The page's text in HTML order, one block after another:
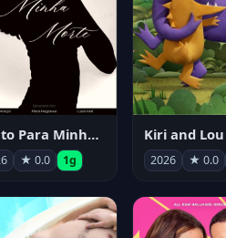
Canto Para Minha Morte
★ 0.0 1g 2026 ★ 0.0